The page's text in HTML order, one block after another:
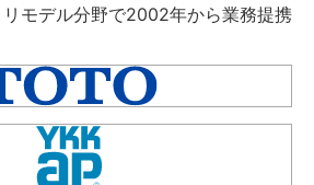
モデル分野で2002年から業務提携